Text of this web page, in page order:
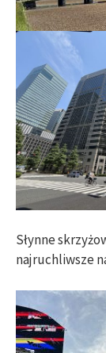
Słynne
najruchliwsze